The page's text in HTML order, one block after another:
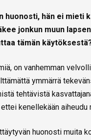
huonosti, hän ei mieti
jonkun muun
tämän
on vanhemman
ymmärrä
tehtävistä
kenellekään
huonosti muita